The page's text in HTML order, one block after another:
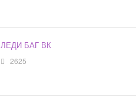
ЛЕДИ БАГ ВК
2625